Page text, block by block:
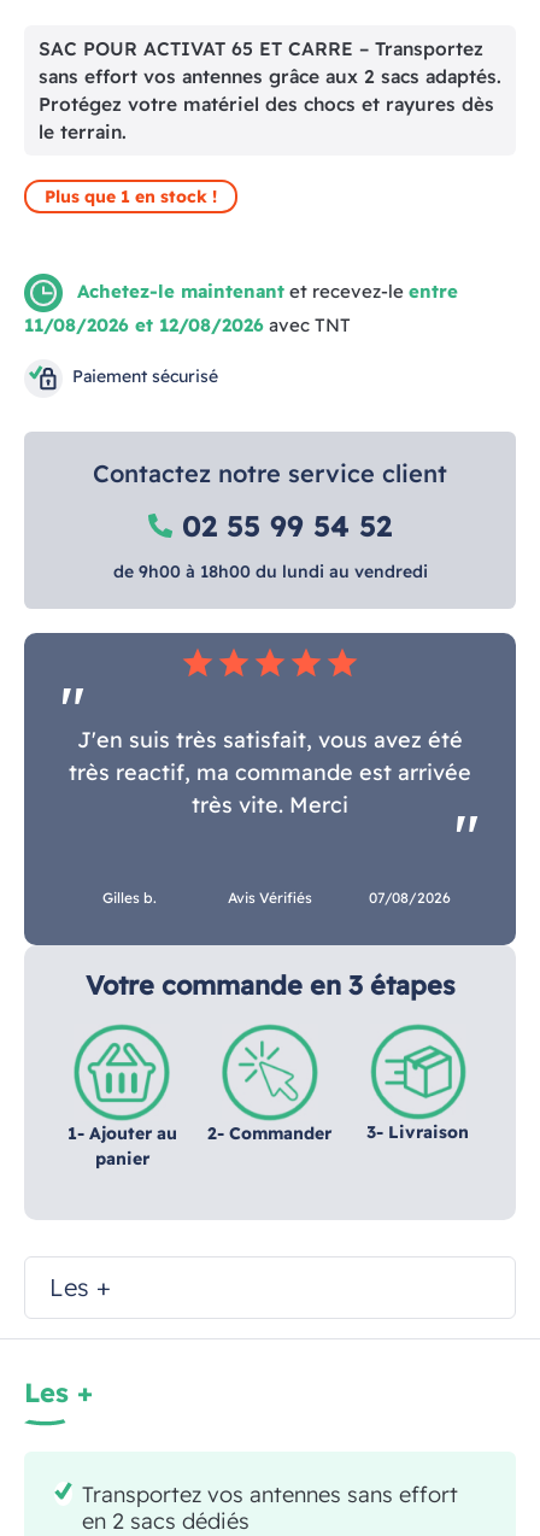
SAC POUR ACTIVAT 65 ET CARRE – Transportez
sans effort vos antennes grâce aux 2 sacs adaptés.
Protégez votre matériel des chocs et rayures dès
le terrain.
Plus que 1 en stock !
Achetez-le maintenant et recevez-le entre
11/08/2026 et 12/08/2026 avec TNT
Paiement sécurisé
Contactez notre service client
02 55 99 54 52
de 9h00 à 18h00 du lundi au vendredi
Votre commande en 3 étapes
1- Ajouter au
panier
2- Commander 3- Livraison
star star star star star
J'en suis très satisfait, vous avez été
très reactif, ma commande est arrivée
très vite. Merci
Gilles b. Avis Vérifiés 07/08/2026
Les +
Les +
Transportez vos antennes sans effort
en 2 sacs dédiés